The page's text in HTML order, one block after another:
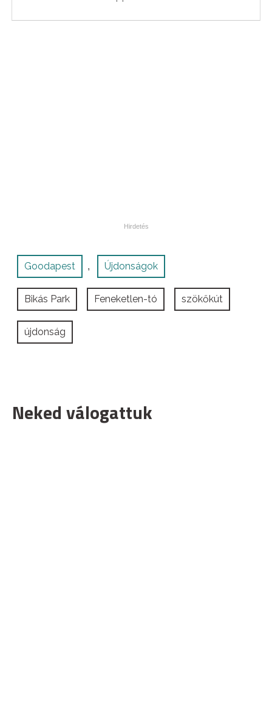
Goodapest , Újdonságok
Bikás Park Feneketlen-tó szökőkút
újdonság
Neked válogattuk